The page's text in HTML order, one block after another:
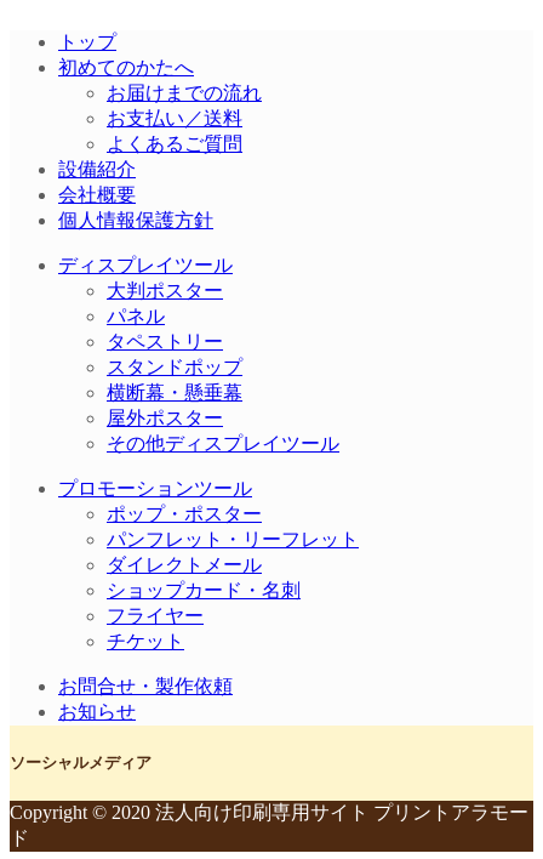
トップ
初めてのかたへ
お届けまでの流れ
お支払い／送料
よくあるご質問
設備紹介
会社概要
個人情報保護方針
ディスプレイツール
大判ポスター
パネル
タペストリー
スタンドポップ
横断幕・懸垂幕
屋外ポスター
その他ディスプレイツール
プロモーションツール
ポップ・ポスター
パンフレット・リーフレット
ダイレクトメール
ショップカード・名刺
フライヤー
チケット
お問合せ・製作依頼
お知らせ
ソーシャルメディア
Copyright © 2020 法人向け印刷専用サイト プリントアラモー
ド